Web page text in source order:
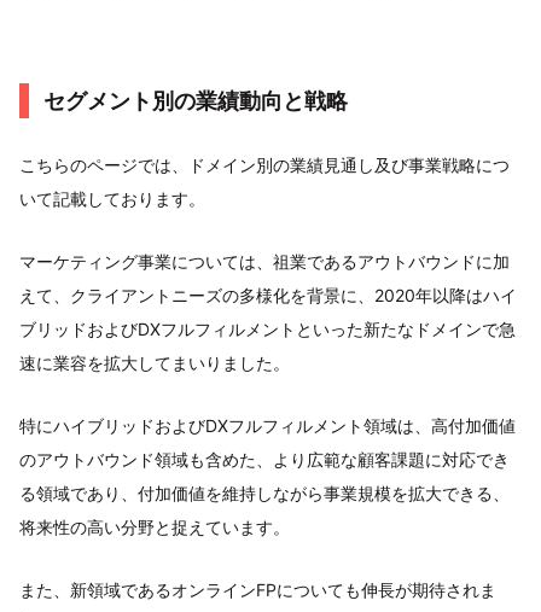
セグメント別の業績動向と戦略
こちらのページでは、ドメイン別の業績見通し及び事業戦略につ
いて記載しております。
マーケティング事業については、祖業であるアウトバウンドに加
えて、クライアントニーズの多様化を背景に、2020年以降はハイ
ブリッドおよびDXフルフィルメントといった新たなドメインで急
速に業容を拡大してまいりました。
特にハイブリッドおよびDXフルフィルメント領域は、高付加価値
のアウトバウンド領域も含めた、より広範な顧客課題に対応でき
る領域であり、付加価値を維持しながら事業規模を拡大できる、
将来性の高い分野と捉えています。
また、新領域であるオンラインFPについても伸長が期待されま